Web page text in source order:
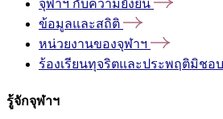
จุฬาฯ กับความยั่งยืน
ข้อมูลและสถิติ
หน่วยงานของจุฬาฯ
ร้องเรียนทุจริตและประพฤติมิชอบ
รู้จักจุฬาฯ